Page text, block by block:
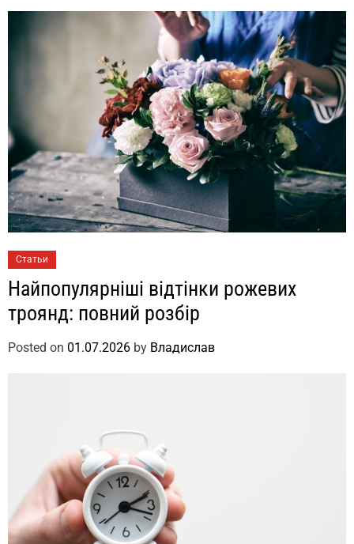
Статьи
Найпопулярніші відтінки рожевих
троянд: повний розбір
Posted on 01.07.2026 by Владислав